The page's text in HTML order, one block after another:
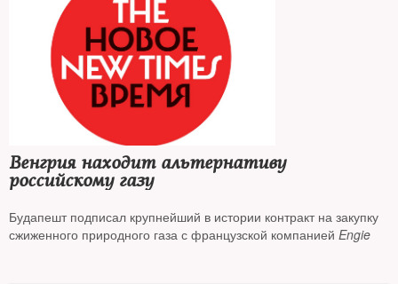
Венгрия находит альтернативу
российскому газу
Будапешт подписал крупнейший в истории контракт на закупку
сжиженного природного газа с французской компанией Engie